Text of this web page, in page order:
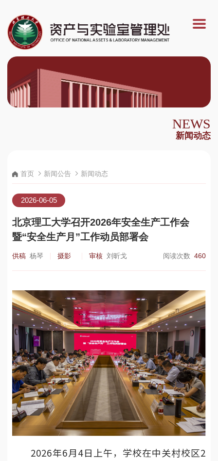
NEWS
新闻动态
首页 新闻公告 新闻动态
2026-06-05
北京理工大学召开2026年安全生产工作会
暨“安全生产月”工作动员部署会
阅读次数 460
供稿 杨琴 摄影 审核 刘昕戈
2026年6月4日上午，学校在中关村校区2